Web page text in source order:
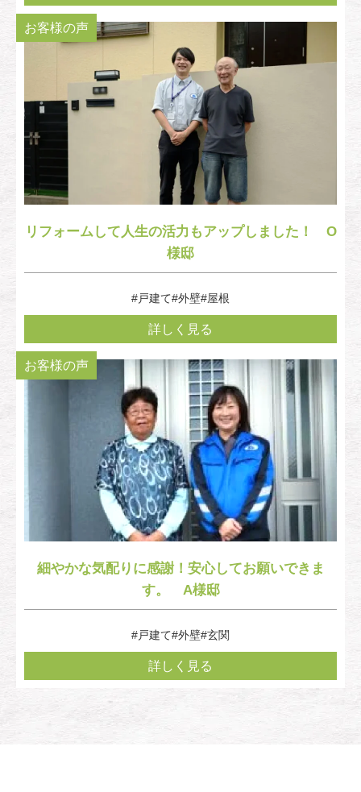
お客様の声
リフォームして人生の活力もアップしました！ O
様邸
#戸建て#外壁#屋根
詳しく見る
お客様の声
細やかな気配りに感謝！安心してお願いできま
す。 A様邸
#戸建て#外壁#玄関
詳しく見る